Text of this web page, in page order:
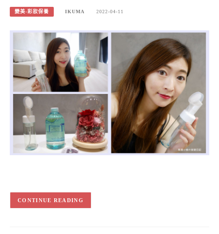
變美-彩妝保養 IKUMA 2022-04-11
CONTINUE READING